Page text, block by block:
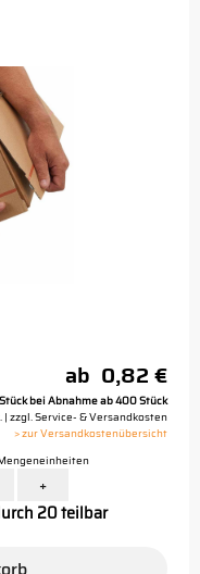
ab 0,82 €
bei Abnahme ab 400 Stück
| zzgl. Service- & Versandkosten
> zur Versandkostenübersicht
+
20 teilbar